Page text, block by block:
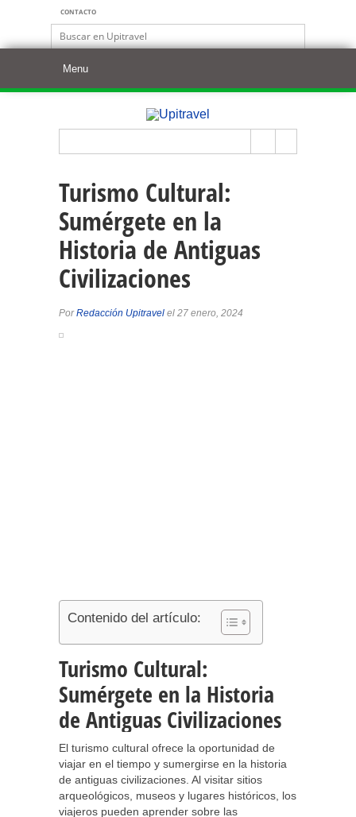
CONTACTO
Turismo Cultural:
Sumérgete en la
Historia de Antiguas
Civilizaciones
PorRedacción Upitravel el 27 enero, 2024
Contenido del artículo:
Turismo Cultural:
Sumérgete en la Historia
de Antiguas Civilizaciones
El turismo cultural ofrece la oportunidad de
viajar en el tiempo y sumergirse en la historia
de antiguas civilizaciones. Al visitar sitios
arqueológicos, museos y lugares históricos, los
viajeros pueden aprender sobre las